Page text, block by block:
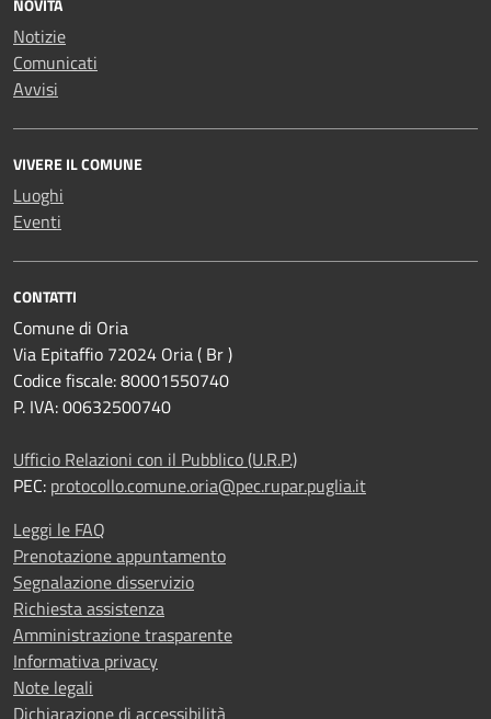
NOVITÀ
Notizie
Comunicati
Avvisi
VIVERE IL COMUNE
Luoghi
Eventi
CONTATTI
Comune di Oria
Via Epitaffio 72024 Oria ( Br )
Codice fiscale: 80001550740
P. IVA: 00632500740
Ufficio Relazioni con il Pubblico (U.R.P.)
PEC: protocollo.comune.oria@pec.rupar.puglia.it
Leggi le FAQ
Prenotazione appuntamento
Segnalazione disservizio
Richiesta assistenza
Amministrazione trasparente
Informativa privacy
Note legali
Dichiarazione di accessibilità